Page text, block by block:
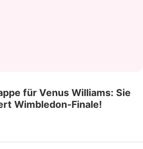
für Venus Williams: Sie
Wimbledon-Finale!